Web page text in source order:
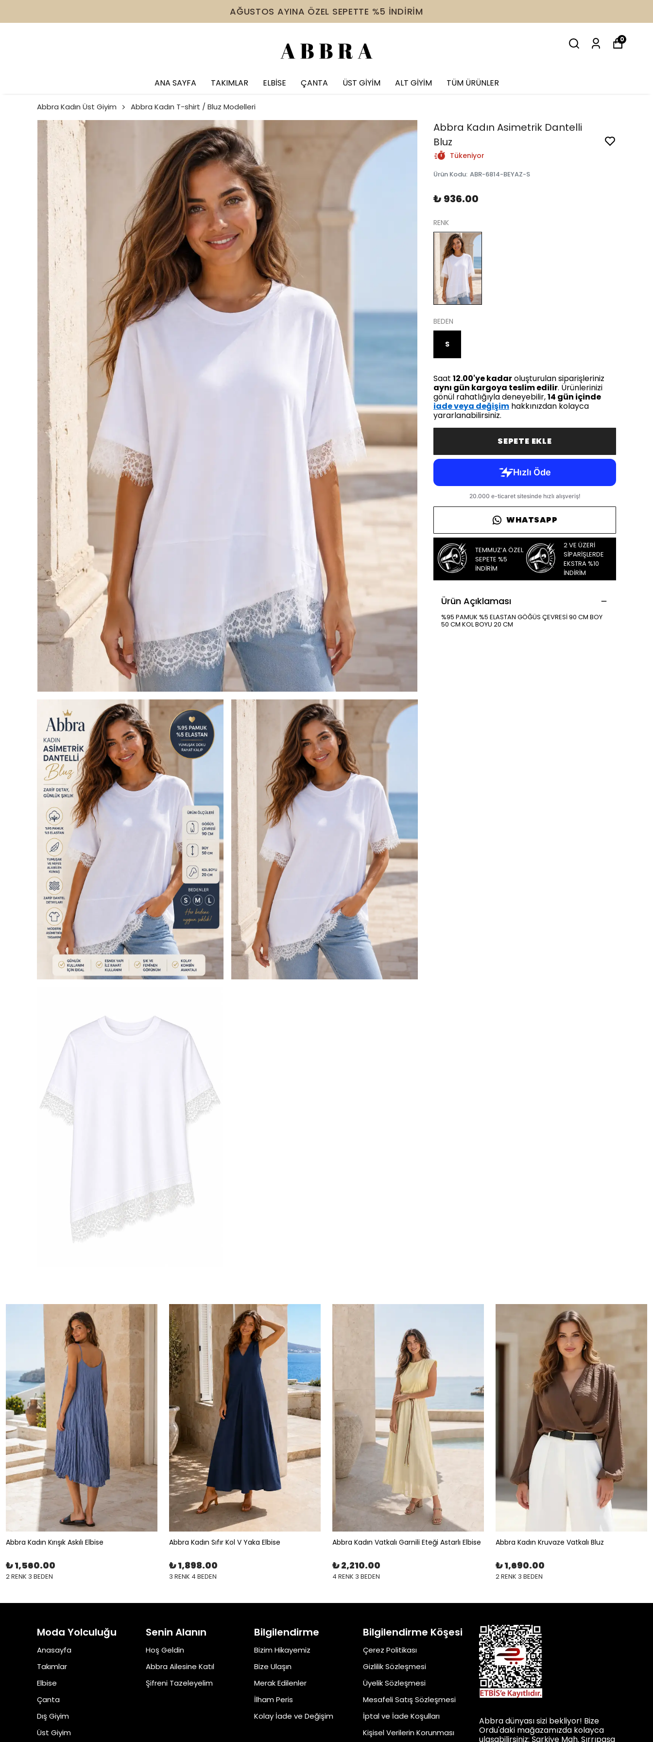
2 VE ÜZERİ ÜRÜNDE TÜM İNDİRİMLERE EK %10 İNDİRİM
ANA SAYFA TAKIMLAR ELBİSE ÇANTA ÜST GİYİM ALT GİYİM TÜM ÜRÜNLER
0
Abbra Kadın Üst Giyim Abbra Kadın T-shirt / Bluz Modelleri
Abbra Kadın Asimetrik Dantelli
Bluz
Tükeniyor
Ürün Kodu: ABR-6814-BEYAZ-S
₺ 936.00
RENK
BEDEN
S
Saat 12.00'ye kadaroluşturulan siparişleriniz
aynı gün kargoya teslim edilir. Ürünlerinizi
gönül rahatlığıyla deneyebilir,14 gün içinde
iade veya değişim hakkınızdan kolayca
yararlanabilirsiniz.
SEPETE EKLE
WHATSAPP
TEMMUZ’A ÖZEL
SEPETE %5
İNDİRİM
2 VE ÜZERİ
SİPARİŞLERDE
EKSTRA %10
İNDİRİM
Ürün Açıklaması
%95 PAMUK %5 ELASTAN GÖĞÜS ÇEVRESİ 90 CM BOY
50 CM KOL BOYU 20 CM
Abbra Kadın Kırışık Askılı Elbise
₺ 1,560.00
2 RENK 3 BEDEN
Abbra Kadın Sıfır Kol V Yaka Elbise
₺ 1,898.00
3 RENK 4 BEDEN
Abbra Kadın Vatkalı Garnili Eteği Astarlı Elbise
₺ 2,210.00
4 RENK 3 BEDEN
Abbra Kadın Kruvaze Vatkalı Bluz
₺ 1,690.00
2 RENK 3 BEDEN
Moda Yolculuğu
Anasayfa
Takımlar
Elbise
Çanta
Dış Giyim
Üst Giyim
Senin Alanın
Hoş Geldin
Abbra Ailesine Katıl
Şifreni Tazeleyelim
Bilgilendirme
Bizim Hikayemiz
Bize Ulaşın
Merak Edilenler
İlham Peris
Kolay İade ve Değişim
Bilgilendirme Köşesi
Çerez Politikası
Gizlilik Sözleşmesi
Üyelik Sözleşmesi
Mesafeli Satış Sözleşmesi
İptal ve İade Koşulları
Kişisel Verilerin Korunması
Abbra dünyası sizi bekliyor! Bize
Ordu'daki mağazamızda kolayca
ulaşabilirsiniz: Şarkiye Mah. Sırrıpaşa